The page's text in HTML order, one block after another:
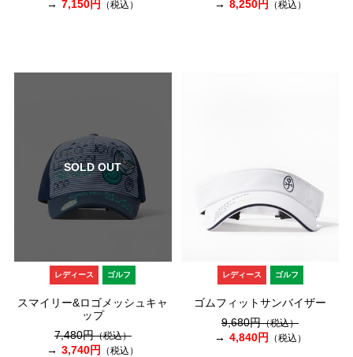
7,150円 （税込） 8,250円 （税込）
SOLD OUT
レディース ゴルフ
スマイリー&ロゴメッシュキャ
ップ
7,480円（税込）
3,740円 （税込）
レディース ゴルフ
ゴムフィットサンバイザー
9,680円（税込）
4,840円 （税込）